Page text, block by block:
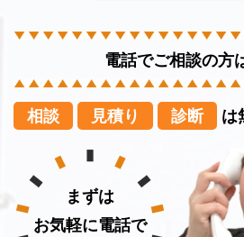
電話でご相談の方
相談 見積り 診断 は
まずは
お気軽に電話で